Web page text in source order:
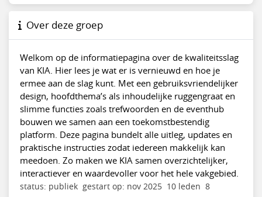
Over deze groep
Welkom op de informatiepagina over de kwaliteitsslag
van KIA. Hier lees je wat er is vernieuwd en hoe je
ermee aan de slag kunt. Met een gebruiksvriendelijker
design, hoofdthema’s als inhoudelijke ruggengraat en
slimme functies zoals trefwoorden en de eventhub
bouwen we samen aan een toekomstbestendig
platform. Deze pagina bundelt alle uitleg, updates en
praktische instructies zodat iedereen makkelijk kan
meedoen. Zo maken we KIA samen overzichtelijker,
interactiever en waardevoller voor het hele vakgebied.
status: publiek gestart op: nov 2025 10 leden 8